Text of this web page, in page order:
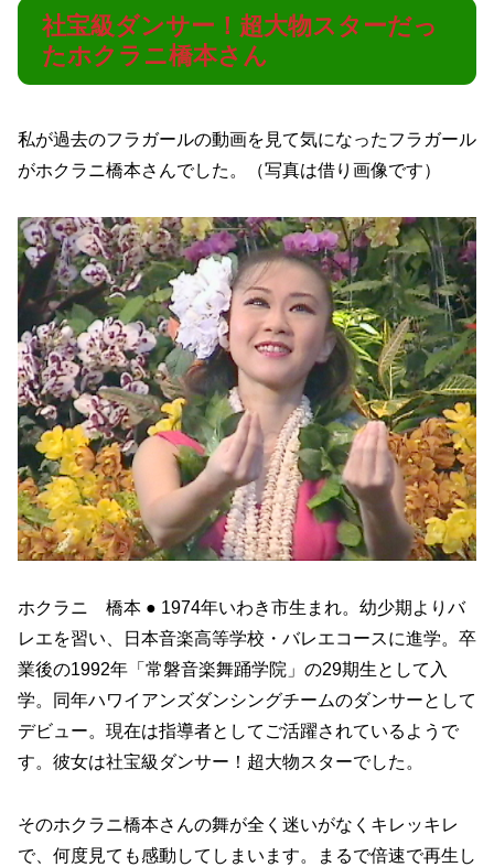
社宝級ダンサー！超大物スターだっ
たホクラニ橋本さん
私が過去のフラガールの動画を見て気になったフラガール
がホクラニ橋本さんでした。（写真は借り画像です）
ホクラニ 橋本 ● 1974年いわき市生まれ。幼少期よりバ
レエを習い、日本音楽高等学校・バレエコースに進学。卒
業後の1992年「常磐音楽舞踊学院」の29期生として入
学。同年ハワイアンズダンシングチームのダンサーとして
デビュー。現在は指導者としてご活躍されているようで
す。彼女は社宝級ダンサー！超大物スターでした。
そのホクラニ橋本さんの舞が全く迷いがなくキレッキレ
で、何度見ても感動してしまいます。まるで倍速で再生し